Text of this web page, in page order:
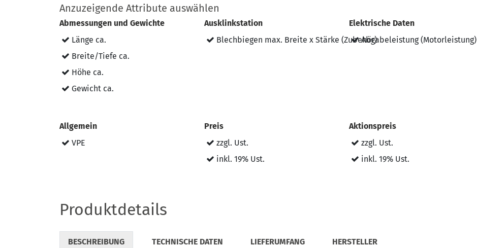
Anzuzeigende Attribute auswählen
Abmessungen und Gewichte
Länge ca.
Breite/Tiefe ca.
Höhe ca.
Gewicht ca.
Ausklinkstation
Blechbiegen max. Breite x Stärke (Zubehör)
Elektrische Daten
Abgabeleistung (Motorleistung)
Allgemein
VPE
Preis
zzgl. Ust.
inkl. 19% Ust.
Aktionspreis
zzgl. Ust.
inkl. 19% Ust.
Produktdetails
BESCHREIBUNG TECHNISCHE DATEN LIEFERUMFANG HERSTELLER